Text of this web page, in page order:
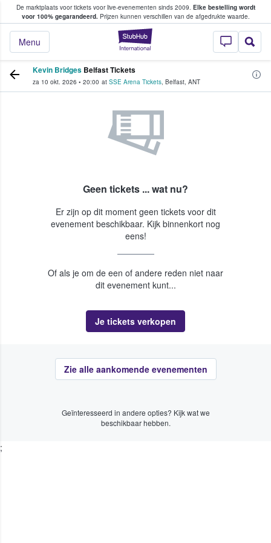
De marktplaats voor tickets voor live-evenementen sinds 2009. Elke bestelling wordt
voor 100% gegarandeerd.Prijzen kunnen verschillen van de afgedrukte waarde.
StubHub: waar
Menu
tickets kopen en verkopen
Kevin Bridges Belfast Tickets
za 10 okt. 2026 • 20:00 at SSE Arena Tickets, Belfast, ANT
Geen tickets ... wat nu?
Er zijn op dit moment geen tickets voor dit
evenement beschikbaar. Kijk binnenkort nog
eens!
Of als je om de een of andere reden niet naar
dit evenement kunt...
Je tickets verkopen
Zie alle aankomende evenementen
Geïnteresseerd in andere opties? Kijk wat we
beschikbaar hebben.
;